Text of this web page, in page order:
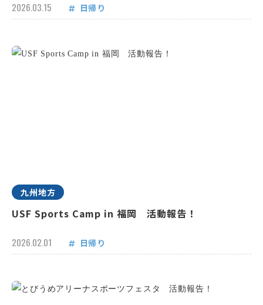
2026.03.15 日帰り
九州地方
USF Sports Camp in 福岡 活動報告！
2026.02.01 日帰り